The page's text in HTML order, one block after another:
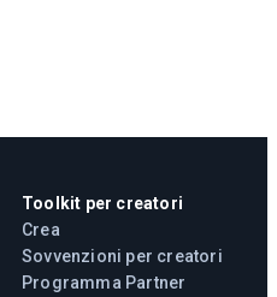
Toolkit per creatori
Crea
Sovvenzioni per creatori
Programma Partner